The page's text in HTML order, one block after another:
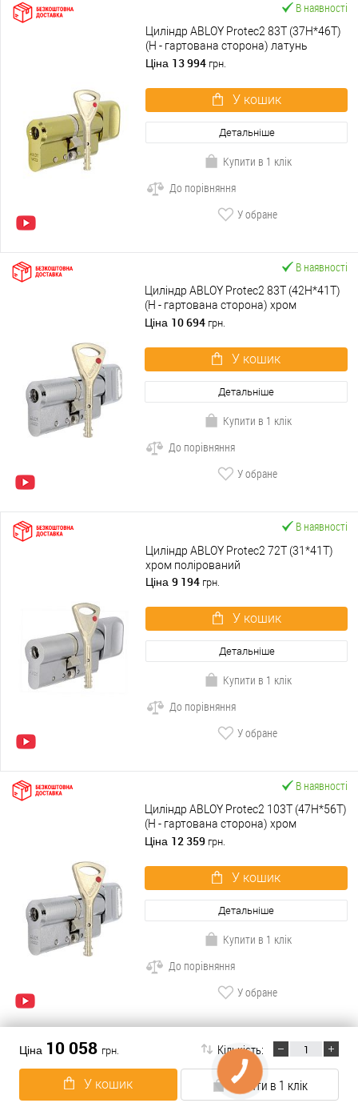
Ціна 10 058 грн. Кількість:
У кошик Купити в 1 клік
В наявності
Циліндр ABLOY Protec2 83T (37H*46T)
(H - гартована сторона) латунь
полірована
Ціна 13 994 грн.
У кошик
Детальніше
Купити в 1 клік
До порівняння
У обране
В наявності
Циліндр ABLOY Protec2 83T (42H*41T)
(H - гартована сторона) хром
полірований
Ціна 10 694 грн.
У кошик
Детальніше
Купити в 1 клік
До порівняння
У обране
В наявності
Циліндр ABLOY Protec2 72T (31*41T)
хром полірований
Ціна 9 194 грн.
У кошик
Детальніше
Купити в 1 клік
До порівняння
У обране
В наявності
Циліндр ABLOY Protec2 103T (47H*56T)
(H - гартована сторона) хром
полірований
Ціна 12 359 грн.
У кошик
Детальніше
Купити в 1 клік
До порівняння
У обране
В наявності
Циліндр ABLOY Protec2 63T (32H*31T)
(H - гартована сторона) хром
полірований
Ціна9 454грн.